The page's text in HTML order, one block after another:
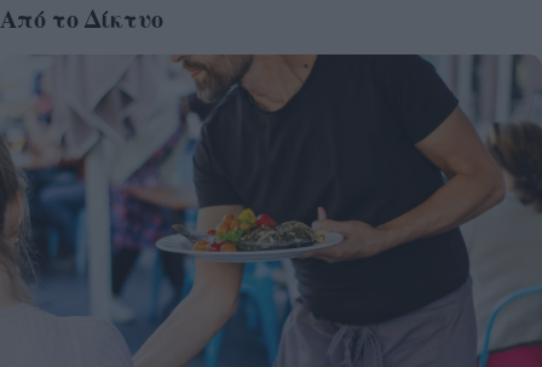
Από το Δίκτυο